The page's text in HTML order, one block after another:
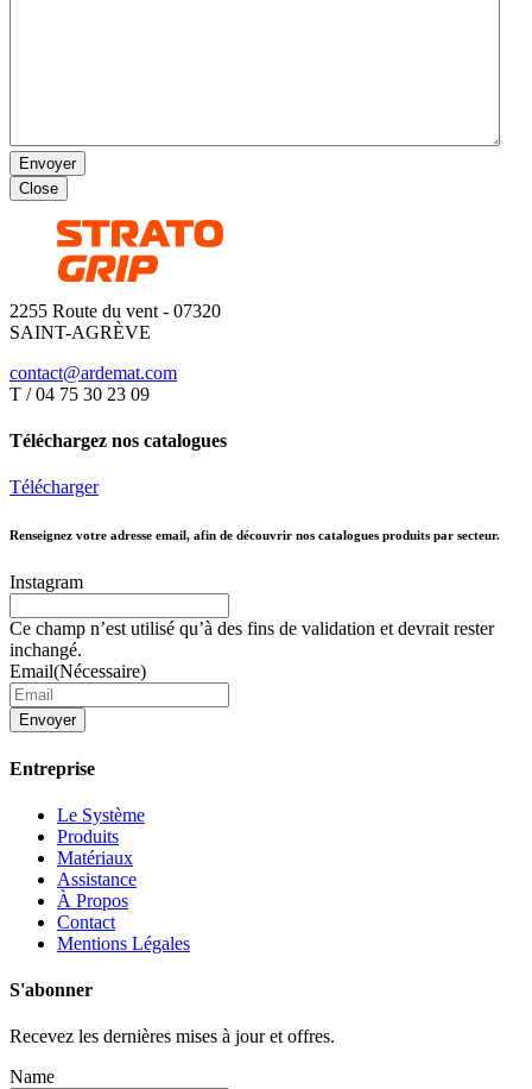
Envoyer
Close
2255 Route du vent - 07320
SAINT-AGRÈVE
contact@ardemat.com
T / 04 75 30 23 09
Téléchargez nos catalogues
Télécharger
Renseignez votre adresse email, afin de découvrir nos catalogues produits par secteur.
Instagram
Ce champ n’est utilisé qu’à des fins de validation et devrait rester
inchangé.
Email(Nécessaire)
Envoyer
Entreprise
Le Système
Produits
Matériaux
Assistance
À Propos
Contact
Mentions Légales
S'abonner
Recevez les dernières mises à jour et offres.
Name